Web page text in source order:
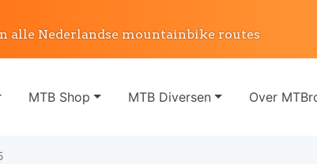
alle Nederlandse mountainbike routes
MTB Shop MTB Diversen Over